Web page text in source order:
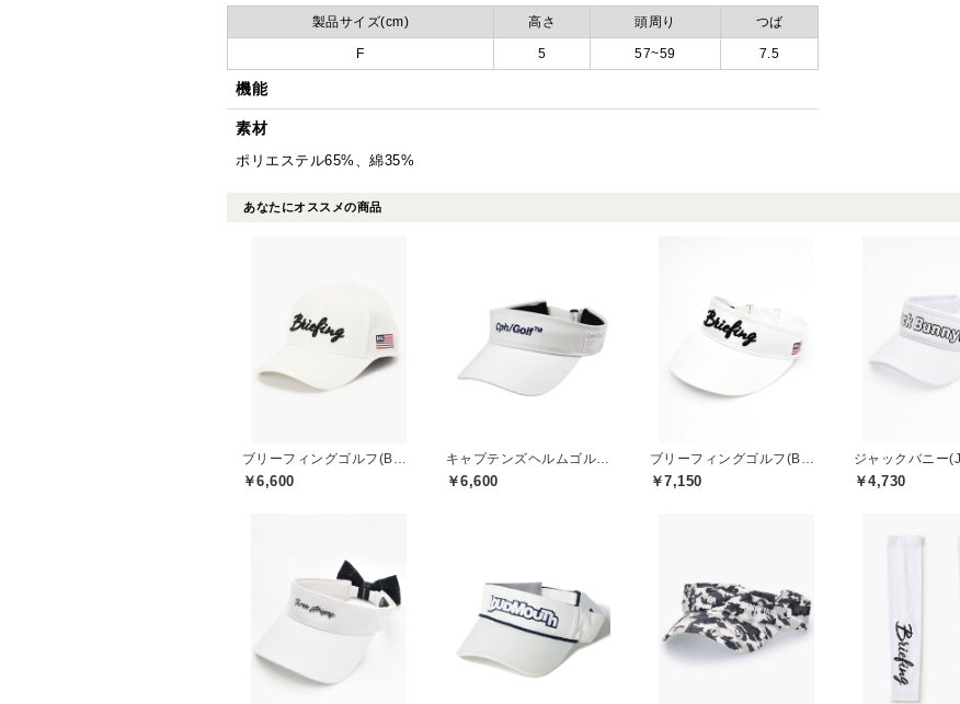
製品サイズ(cm) 高さ 頭周り つば
F 5 57~59 7.5
機能
素材
ポリエステル65%、綿35%
あなたにオススメの商品
￥6,600 ￥6,600 ￥7,150 ￥4,730